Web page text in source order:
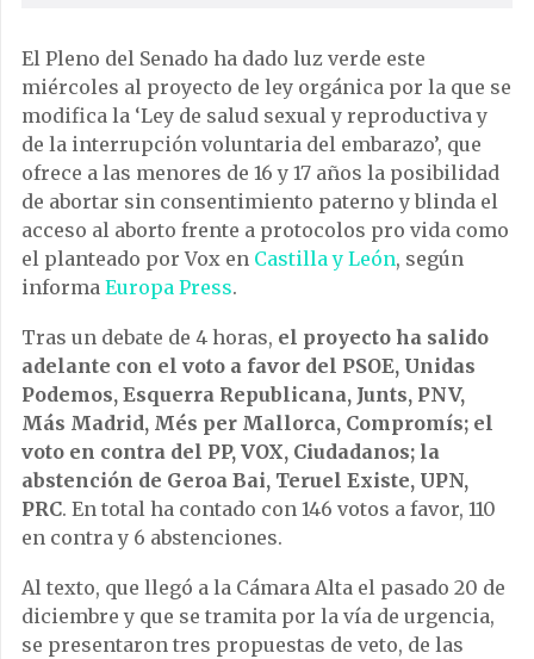
El Pleno del Senado ha dado luz verde este
miércoles al proyecto de ley orgánica por la que se
modifica la ‘Ley de salud sexual y reproductiva y
de la interrupción voluntaria del embarazo’, que
ofrece a las menores de 16 y 17 años la posibilidad
de abortar sin consentimiento paterno y blinda el
acceso al aborto frente a protocolos pro vida como
el planteado por Vox en Castilla y León, según
informa Europa Press.
Tras un debate de 4 horas, el proyecto ha salido
adelante con el voto a favor del PSOE, Unidas
Podemos, Esquerra Republicana, Junts, PNV,
Más Madrid, Més per Mallorca, Compromís; el
voto en contra del PP, VOX, Ciudadanos; la
abstención de Geroa Bai, Teruel Existe, UPN,
PRC. En total ha contado con 146 votos a favor, 110
en contra y 6 abstenciones.
Al texto, que llegó a la Cámara Alta el pasado 20 de
diciembre y que se tramita por la vía de urgencia,
se presentaron tres propuestas de veto, de las